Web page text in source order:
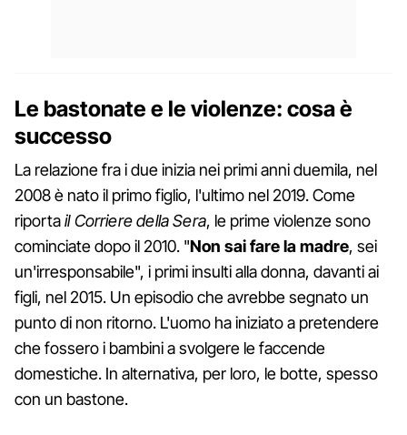
Le bastonate e le violenze: cosa è
successo
La relazione fra i due inizia nei primi anni duemila, nel
2008 è nato il primo figlio, l'ultimo nel 2019. Come
riportail Corriere della Sera, le prime violenze sono
cominciate dopo il 2010. "Non sai fare la madre, sei
un'irresponsabile", i primi insulti alla donna, davanti ai
figli, nel 2015. Un episodio che avrebbe segnato un
punto di non ritorno. L'uomo ha iniziato a pretendere
che fossero i bambini a svolgere le faccende
domestiche. In alternativa, per loro, le botte, spesso
con un bastone.